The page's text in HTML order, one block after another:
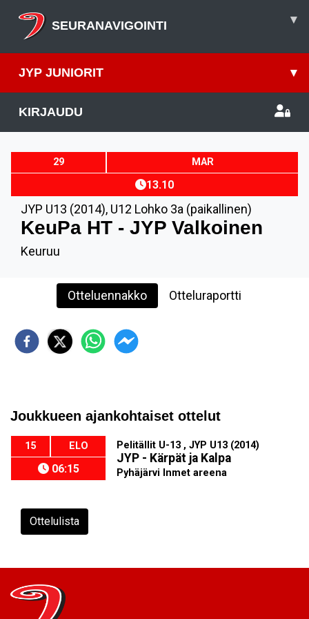
SEURANAVIGOINTI ▾
JYP JUNIORIT ▾
KIRJAUDU
29 MAR
13.10
JYP U13 (2014), U12 Lohko 3a (paikallinen)
KeuPa HT - JYP Valkoinen
Keuruu
Otteluennakko Otteluraportti
Joukkueen ajankohtaiset ottelut
15 ELO
06:15
Pelitällit U-13 , JYP U13 (2014)
JYP - Kärpät ja Kalpa
Pyhäjärvi Inmet areena
Ottelulista